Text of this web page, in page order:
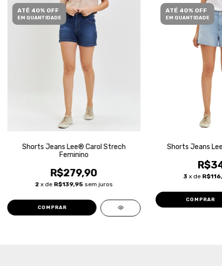
ATÉ 40% OFF
EM QUANTIDADE
Shorts Jeans Lee® Carol Strech
Feminino
R$279,90
2 x de R$139,95 sem juros
COMPRAR
ATÉ 40% OFF
EM QUANTIDADE
Shorts Jeans
3 x de
COMPRAR